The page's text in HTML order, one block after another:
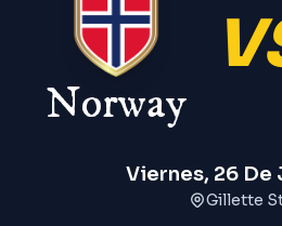
Norway
Viernes, 26 De
Gillette